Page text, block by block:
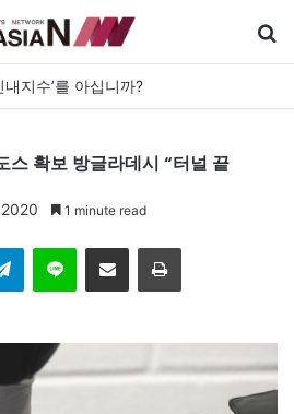
지수’를 아십니까?
스 확보 방글라데시 “터널 끝
1 minute read
Telegram 이메일